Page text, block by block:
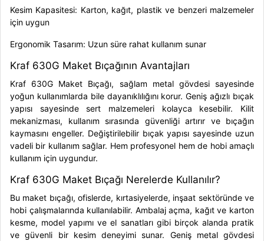
Kesim Kapasitesi: Karton, kağıt, plastik ve benzeri malzemeler
için uygun
Ergonomik Tasarım: Uzun süre rahat kullanım sunar
Kraf 630G Maket Bıçağının Avantajları
Kraf 630G Maket Bıçağı, sağlam metal gövdesi sayesinde
yoğun kullanımlarda bile dayanıklılığını korur. Geniş ağızlı bıçak
yapısı sayesinde sert malzemeleri kolayca kesebilir. Kilit
mekanizması, kullanım sırasında güvenliği artırır ve bıçağın
kaymasını engeller. Değiştirilebilir bıçak yapısı sayesinde uzun
vadeli bir kullanım sağlar. Hem profesyonel hem de hobi amaçlı
kullanım için uygundur.
Kraf 630G Maket Bıçağı Nerelerde Kullanılır?
Bu maket bıçağı, ofislerde, kırtasiyelerde, inşaat sektöründe ve
hobi çalışmalarında kullanılabilir. Ambalaj açma, kağıt ve karton
kesme, model yapımı ve el sanatları gibi birçok alanda pratik
ve güvenli bir kesim deneyimi sunar. Geniş metal gövdesi